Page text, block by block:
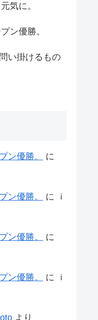
気に。
ン優勝。
い掛けるもの
ン優勝。
に
ン優勝。 に
ｉ
ン優勝。
に
ン優勝。 に
ｉ
より